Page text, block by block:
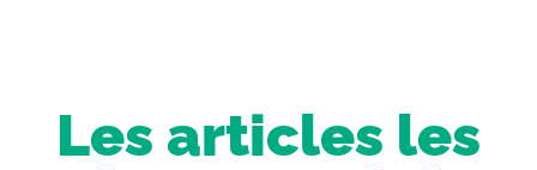
Les articles les